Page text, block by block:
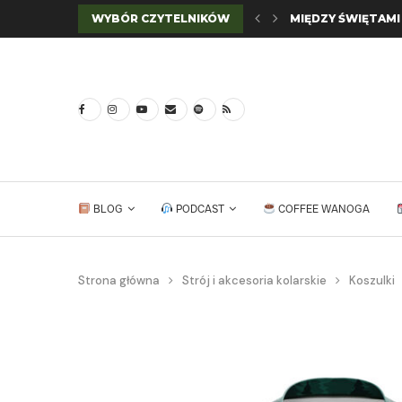
WYBÓR CZYTELNIKÓW MIĘDZY
BLOG PODCAST COFFEE WANOGA
Strona główna Strój i akcesoria kolarskie Koszulki